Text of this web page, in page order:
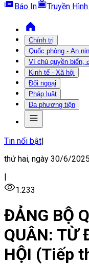
Báo In Truyền
Chính trị
Quốc phòng - An
Vì chủ quyền biển,
Kinh tế - Xã hội
Đối ngoại
Pháp luật
Đa phương tiện
Tin nổi bật|
thứ hai, ngày 30/6/
|
1.233
ĐẢNG BỘ
QUÂN: TỪ
HỘI (Tiếp